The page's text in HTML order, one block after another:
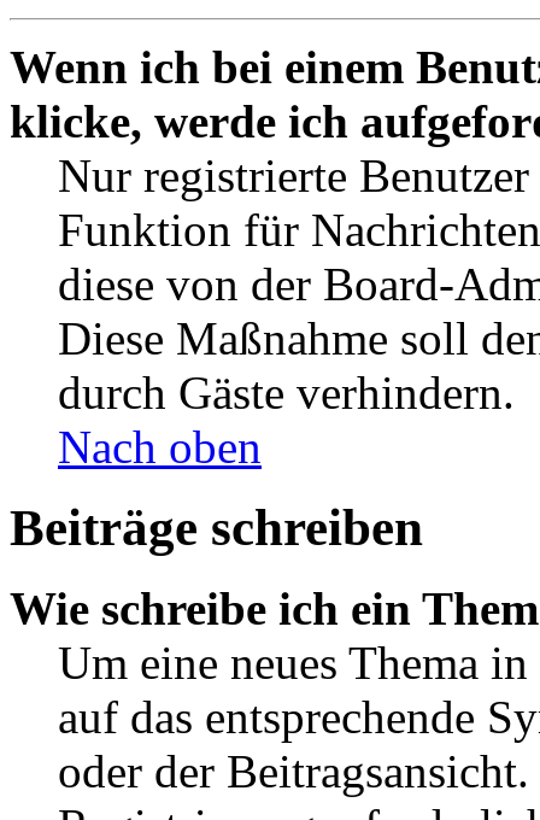
Wenn ich bei einem
klicke, werde ich
Nur registrierte
Funktion für
diese von der Board-
Diese Maßnahme soll
durch Gäste verhindern.
Nach oben
Beiträge schreiben
Wie schreibe ich ein
Um eine neues Thema
auf das entsprechende
oder der